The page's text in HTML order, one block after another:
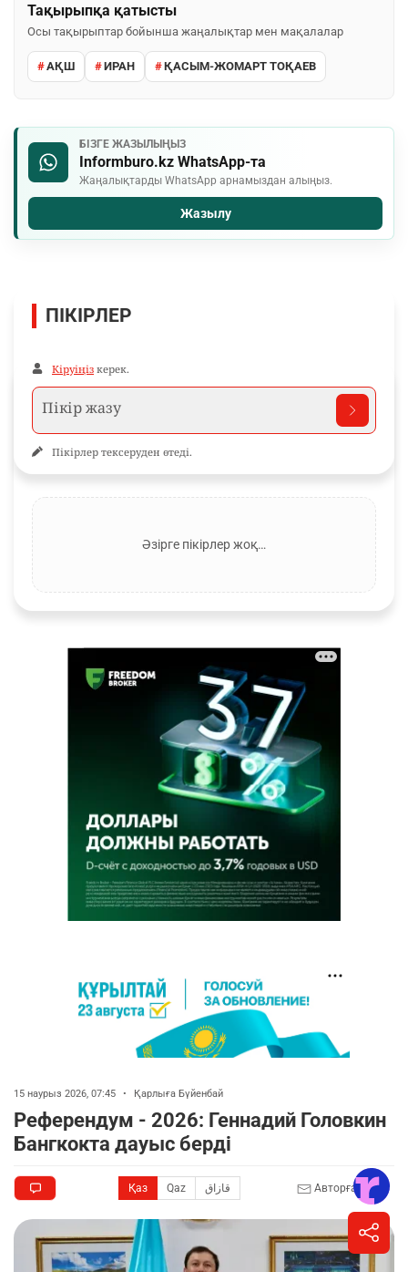
Тақырыпқа қатысты
Осы тақырыптар бойынша жаңалықтар мен мақалалар
АҚШ ИРАН ҚАСЫМ-ЖОМАРТ ТОҚАЕВ
БІЗГЕ ЖАЗЫЛЫҢЫЗ
Informburo.kz WhatsApp-та
Жаңалықтарды WhatsApp арнамыздан алыңыз.
Жазылу
ПІКІРЛЕР
Кіруіңіз керек.
Пікірлер тексеруден өтеді.
Әзірге пікірлер жоқ…
15 наурыз 2026, 07:45 • Қарлыға Бүйенбай
Референдум - 2026: Геннадий Головкин
Бангкокта дауыс берді
Қаз Qaz قازاق Авторға жазу